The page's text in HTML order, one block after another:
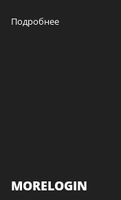
Подробнее
MORELOGIN